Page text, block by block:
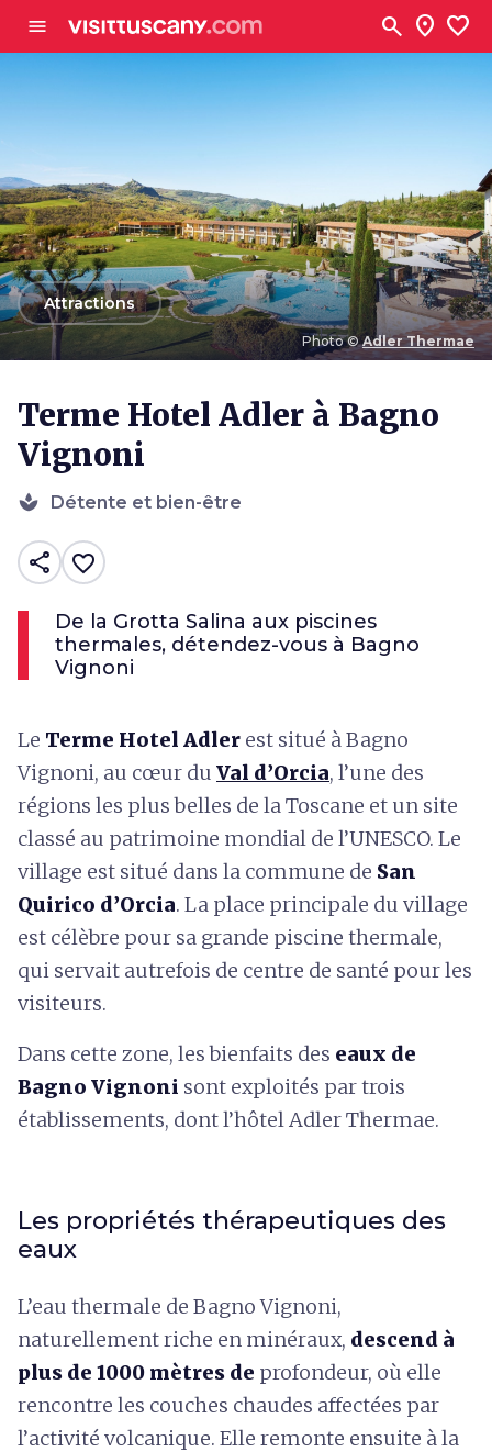
menu search location_on favorite
Photo © Adler Thermae
arrow_backAttractions
Terme Hotel Adler à Bagno
Vignoni
spa Détente et bien-être
share favorite_border
De la Grotta Salina aux piscines
thermales, détendez-vous à Bagno
Vignoni
Le Terme Hotel Adler est situé à Bagno
Vignoni, au cœur du Val d’Orcia, l’une des
régions les plus belles de la Toscane et un site
classé au patrimoine mondial de l’UNESCO. Le
village est situé dans la commune de San
Quirico d’Orcia. La place principale du village
est célèbre pour sa grande piscine thermale,
qui servait autrefois de centre de santé pour les
visiteurs.
Dans cette zone, les bienfaits des eaux de
Bagno Vignoni sont exploités par trois
établissements, dont l’hôtel Adler Thermae.
Les propriétés thérapeutiques des
eaux
L’eau thermale de Bagno Vignoni,
naturellement riche en minéraux, descend à
plus de 1000 mètres de profondeur, où elle
rencontre les couches chaudes affectées par
l’activité volcanique. Elle remonte ensuite à la